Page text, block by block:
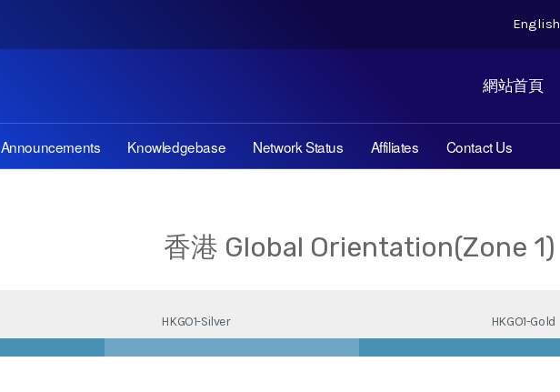
English
網站首頁
Announcements Knowledgebase Network Status Affiliates Contact Us
香港 Global Orientation(Zone 1)
HKGO1-Silver HKGO1-Gold